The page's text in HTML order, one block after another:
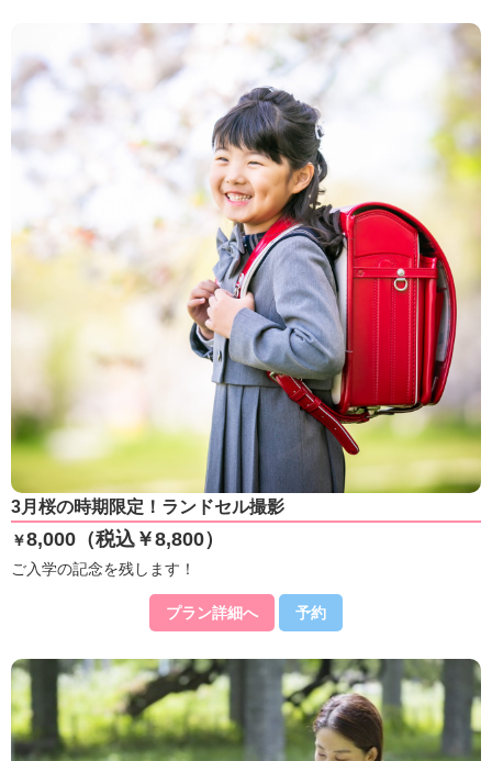
3月桜の時期限定！ランドセル撮影
￥8,000（税込￥8,800）
ご入学の記念を残します！
プラン詳細へ 予約